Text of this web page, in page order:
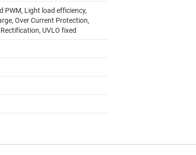
PWM, Light load efficiency,
Over Current Protection,
UVLO fixed